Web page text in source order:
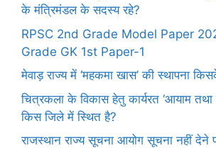
के मंत्रिमंडल के सदस्य रहे?
RPSC 2nd Grade Model Paper
Grade GK 1st Paper-1
मेवाड़ राज्य में ‘महकमा खास’ की स्थापना
चित्रकला के विकास हेतु कार्यरत ‘आयाम
किस जिले में स्थित है?
राजस्थान राज्य सूचना आयोग सूचना नहीं देने